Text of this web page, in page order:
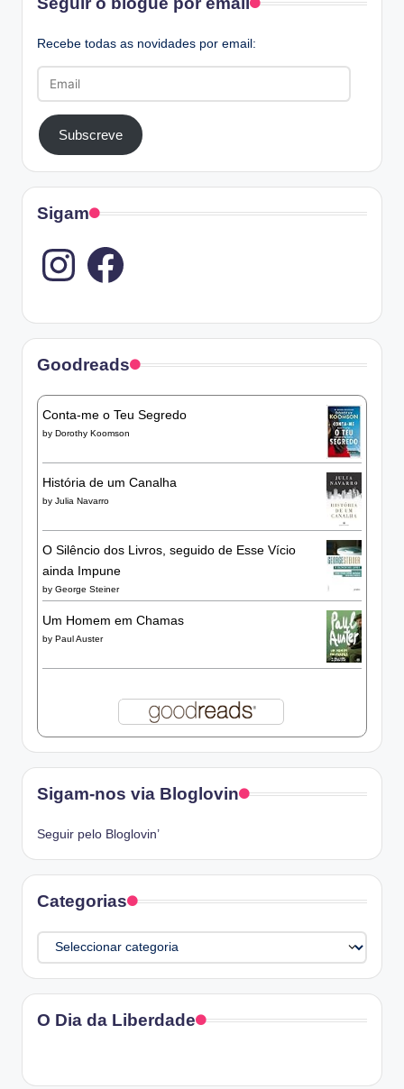
Recebe todas as novidades por email:
Subscreve
Sigam
Instagram
Goodreads
Conta-me o Teu Segredo
by Dorothy Koomson
História de um Canalha
by Julia Navarro
O Silêncio dos Livros, seguido de Esse Vício
ainda Impune
by George Steiner
Um Homem em Chamas
by Paul Auster
Sigam-nos via Bloglovin
Seguir pelo Bloglovin’
Categorias
Categorias
O Dia da Liberdade